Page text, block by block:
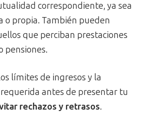
correspondiente, ya sea
o propia. También pueden
que perciban prestaciones
pensiones.
límites de ingresos y la
antes de presentar tu
rechazos y retrasos.